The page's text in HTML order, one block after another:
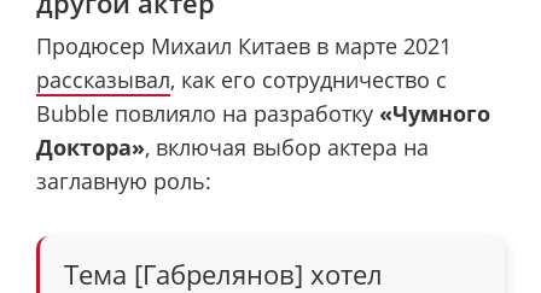
Продюсер Михаил Китаев в марте 2021
рассказывал, как его сотрудничество с
Bubble повлияло на разработку «Чумного
Доктора», включая выбор актера на
заглавную роль:
Тема [Габрелянов] хотел